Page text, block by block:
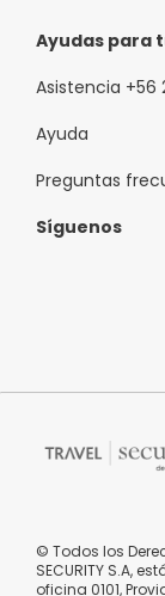
Ayudas para
Asistencia +56
Ayuda
Preguntas
Síguenos
© Todos los
SECURITY S.A,
oficina 0101,